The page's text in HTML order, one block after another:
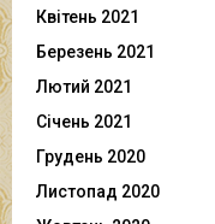
Квітень 2021
Березень 2021
Лютий 2021
Січень 2021
Грудень 2020
Листопад 2020